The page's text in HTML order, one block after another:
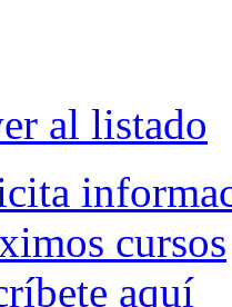
al listado
cursos
aquí